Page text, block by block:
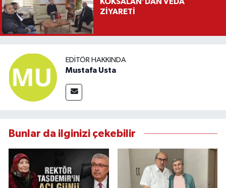
ZİYARETİ
EDITÖR HAKKINDA
Mustafa Usta
Bunlar da ilginizi çekebilir